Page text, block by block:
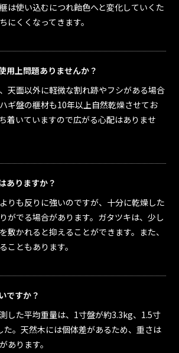
は使い込むにつれ飴色へと変化していくた
にくくなってきます。
用上問題ありませんか？
天面以外に軽微な割れ跡やフシがある場合
ギ盤の榧材も10年以上自然乾燥させてお
着いていますので広がる心配はありませ
ありますか？
りも反りに強いのですが、十分に乾燥した
がでる場合があります。ガタツキは、少し
敷かれると抑えることができます。また、
こともあります。
ですか？
した平均重量は、1寸盤が約3.3kg、1.5寸
た。天然木には個体差があるため、重さは
あります。